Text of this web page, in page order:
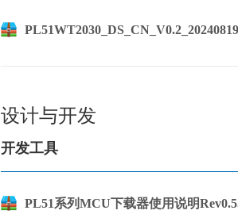
设计与开发
开发工具
PL51系列MCU下载器使用说明